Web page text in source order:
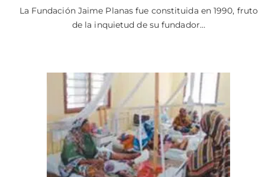
La Fundación Jaime Planas fue constituida en 1990, fruto
de la inquietud de su fundador…